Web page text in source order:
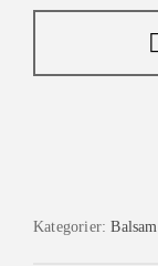
Kategorier:Balsam